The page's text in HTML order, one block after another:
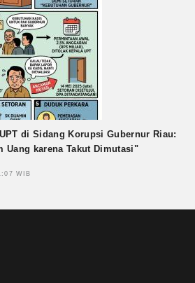
di Sidang Korupsi Gubernur Riau:
Uang karena Takut Dimutasi"
WIB